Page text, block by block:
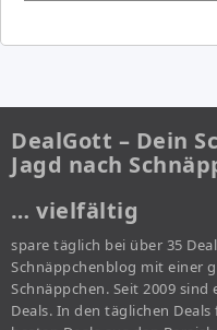
DealGott – Dein
Jagd nach
… vielfältig
spare täglich bei über 35
Schnäppchenblog mit einer
Schnäppchen. Seit 2009
Deals. In den täglichen